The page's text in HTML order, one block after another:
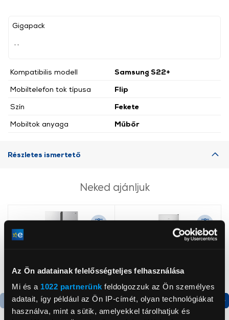
Az Ön adatainak felelősségteljes felhasználása
Mi és a 1022 partnerünk feldolgozzuk az Ön személyes
adatait, így például az Ön IP-címét, olyan technológiákat
használva, mint a sütik, amelyekkel tárolhatjuk és
Gigapack
Kompatibilis modell
Samsung S22+
Mobiltelefon tok típusa
Flip
Szín
Fekete
Mobiltok anyaga
Műbőr
Részletes ismertető
Neked ajánljuk
Termék adatlap Termék adatlap